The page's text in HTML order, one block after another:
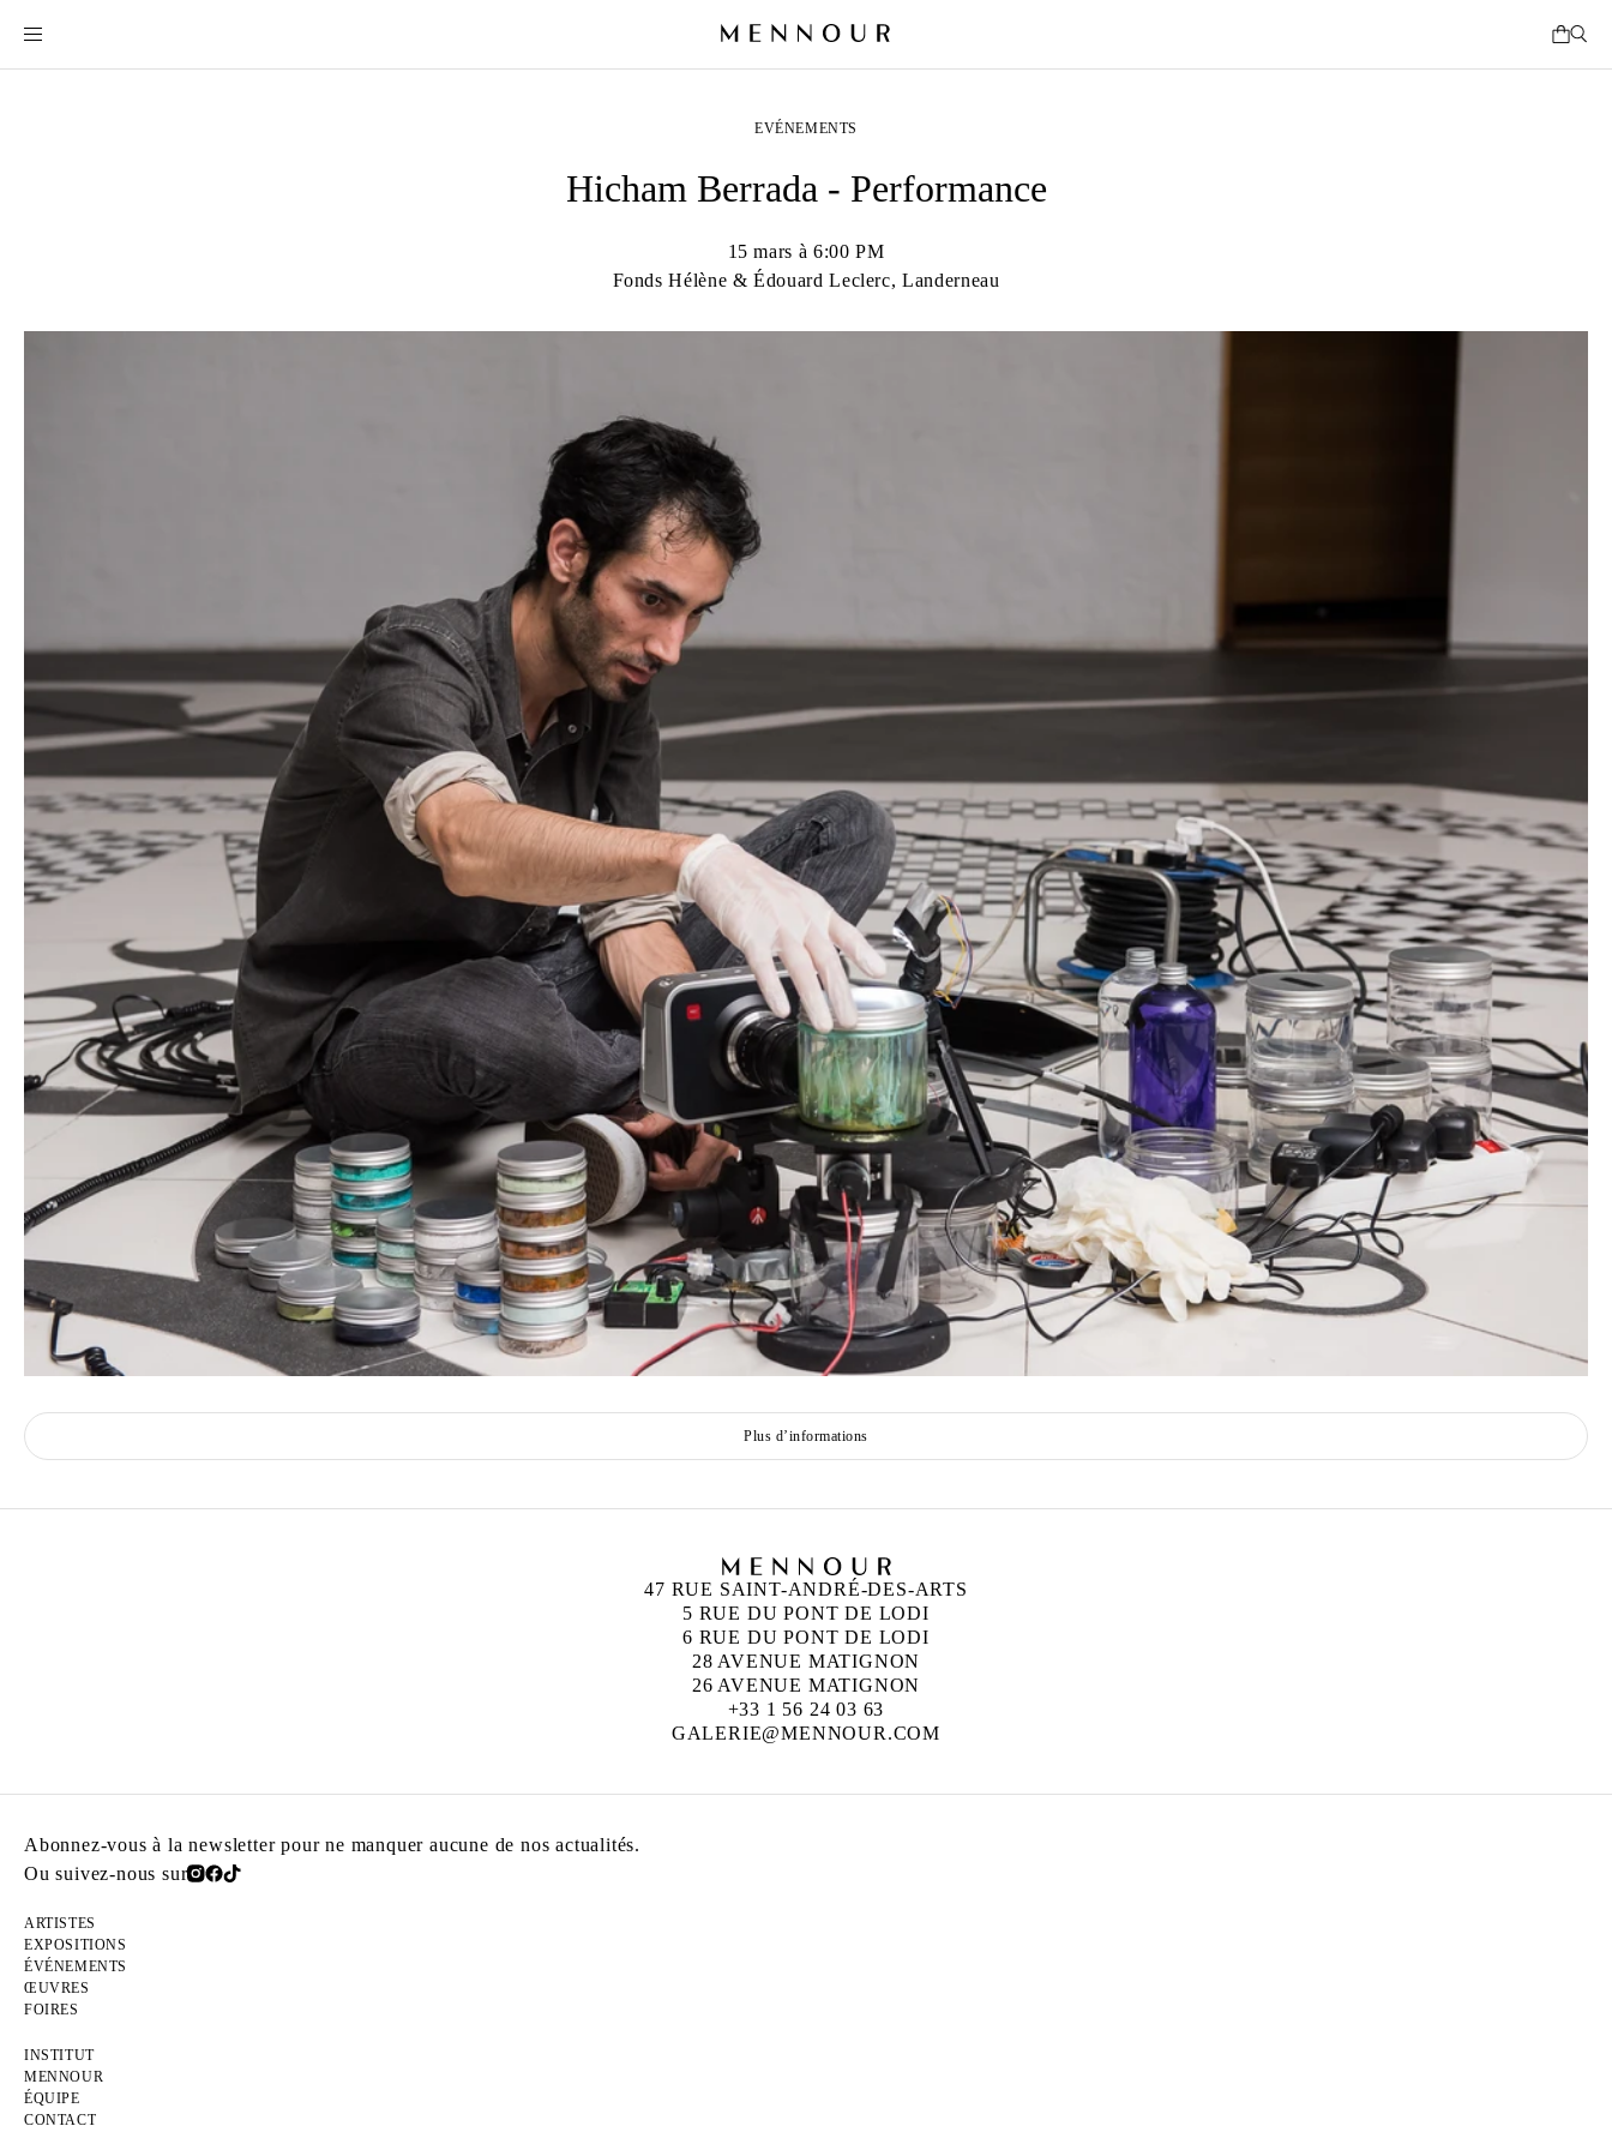
EVÉNEMENTS
Hicham Berrada - Performance
15 mars à 6:00 PM
Fonds Hélène & Édouard Leclerc, Landerneau
Plus d’informations
47 RUE SAINT-ANDRÉ-DES-ARTS
5 RUE DU PONT DE LODI
6 RUE DU PONT DE LODI
28 AVENUE MATIGNON
26 AVENUE MATIGNON
+33 1 56 24 03 63
GALERIE@MENNOUR.COM
Abonnez-vous à la newsletter pour ne manquer aucune de nos actualités.
Ou suivez-nous sur
ARTISTES
EXPOSITIONS
ÉVÉNEMENTS
ŒUVRES
FOIRES
INSTITUT
MENNOUR
ÉQUIPE
CONTACT